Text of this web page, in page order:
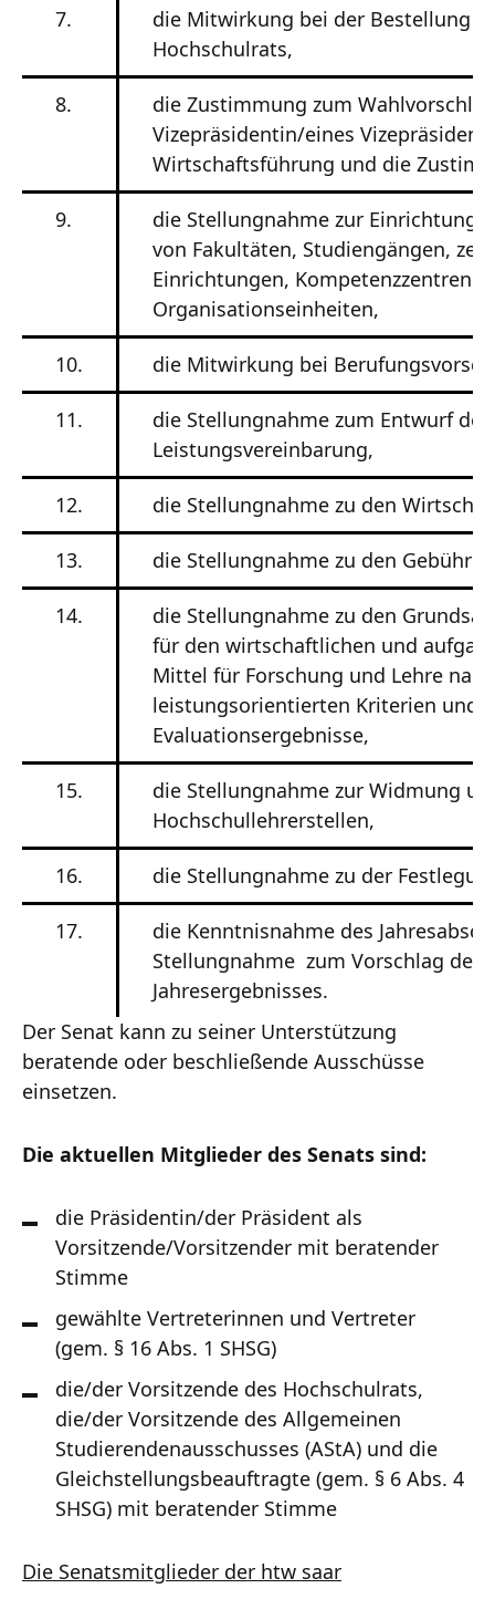
7.
die Mitwirkung bei der Bestellung
Hochschulrats,
8.
die Zustimmung zum
Vizepräsidentin/eines
Wirtschaftsführung und die
9.
die Stellungnahme zur Einrichtung,
von Fakultäten, Studiengängen,
Einrichtungen, Kompetenzzentren
Organisationseinheiten,
10. die Mitwirkung bei
11.
die Stellungnahme zum Entwurf
Leistungsvereinbarung,
12. die Stellungnahme zu den
13. die Stellungnahme zu den
14.
die Stellungnahme zu den
für den wirtschaftlichen und
Mittel für Forschung und Lehre
leistungsorientierten Kriterien und
Evaluationsergebnisse,
15.
die Stellungnahme zur Widmung
Hochschullehrerstellen,
16. die Stellungnahme zu der
17.
die Kenntnisnahme des
Stellungnahme zum Vorschlag der
Jahresergebnisses.
Der Senat kann zu seiner Unterstützung
beratende oder beschließende Ausschüsse
einsetzen.
Die aktuellen Mitglieder des Senats sind:
die Präsidentin/der Präsident als
Vorsitzende/Vorsitzender mit beratender
Stimme
gewählte Vertreterinnen und Vertreter
(gem. § 16 Abs. 1 SHSG)
die/der Vorsitzende des Hochschulrats,
die/der Vorsitzende des Allgemeinen
Studierendenausschusses (AStA) und die
Gleichstellungsbeauftragte (gem. § 6 Abs. 4
SHSG) mit beratender Stimme
Die Senatsmitglieder der htw saar